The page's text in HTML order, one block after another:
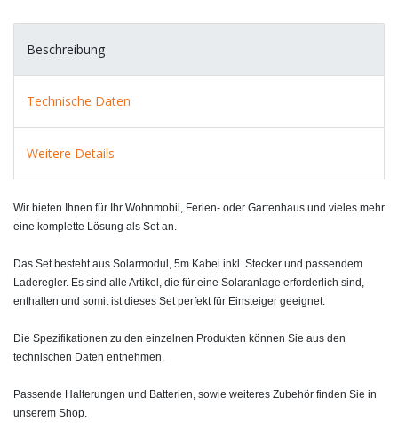
Beschreibung
Technische Daten
Weitere Details
Wir bieten Ihnen für Ihr Wohnmobil, Ferien- oder Gartenhaus und vieles mehr
eine komplette Lösung als Set an.
Das Set besteht aus Solarmodul, 5m Kabel inkl. Stecker und passendem
Laderegler. Es sind alle Artikel, die für eine Solaranlage erforderlich sind,
enthalten und somit ist dieses Set perfekt für Einsteiger geeignet.
Die Spezifikationen zu den einzelnen Produkten können Sie aus den
technischen Daten entnehmen.
Passende Halterungen und Batterien, sowie weiteres Zubehör finden Sie in
unserem Shop.